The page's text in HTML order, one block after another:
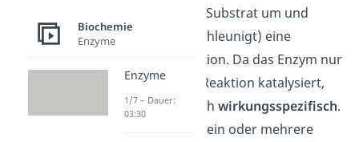
Enzym dann das Substrat um und
katalysiert
(beschleunigt) eine
bestimmte Reaktion. Da das Enzym nur
eine bestimmte Reaktion katalysiert,
nennst du es auch wirkungsspezifisch.
Somit entstehen ein oder mehrere
Biochemie
Enzyme
Enzyme
1/7 – Dauer:
03:30